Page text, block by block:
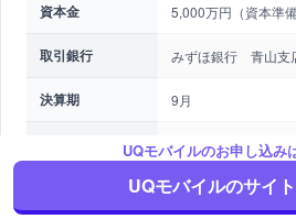
資本金 5,000万円（資本準
取引銀行 みずほ銀行 青山支
決算期 9月
●エネルギー事業者
デジタルソリューシ
UQモバイルのお申し込み
UQモバイルのサイ